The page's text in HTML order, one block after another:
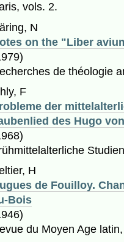
vols. 2.
N
on the "Liber
de théologie
F
der
des Hugo
H
de Fouilloy.
Bois
du Moyen Age